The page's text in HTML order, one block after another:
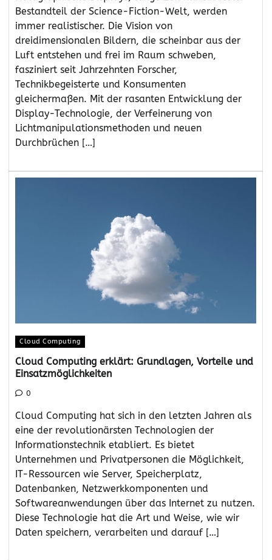
Bestandteil der Science-Fiction-Welt, werden
immer realistischer. Die Vision von
dreidimensionalen Bildern, die scheinbar aus der
Luft entstehen und frei im Raum schweben,
fasziniert seit Jahrzehnten Forscher,
Technikbegeisterte und Konsumenten
gleichermaßen. Mit der rasanten Entwicklung der
Display-Technologie, der Verfeinerung von
Lichtmanipulationsmethoden und neuen
Durchbrüchen […]
Cloud Computing
Cloud Computing erklärt: Grundlagen, Vorteile und
Einsatzmöglichkeiten
0
Cloud Computing hat sich in den letzten Jahren als
eine der revolutionärsten Technologien der
Informationstechnik etabliert. Es bietet
Unternehmen und Privatpersonen die Möglichkeit,
IT-Ressourcen wie Server, Speicherplatz,
Datenbanken, Netzwerkkomponenten und
Softwareanwendungen über das Internet zu nutzen.
Diese Technologie hat die Art und Weise, wie wir
Daten speichern, verarbeiten und darauf […]